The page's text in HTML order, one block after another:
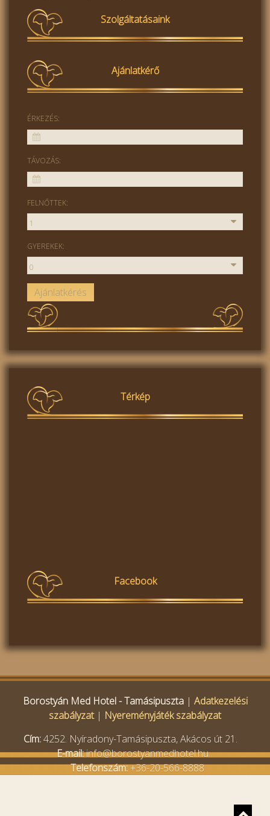
Szolgáltatásaink
Ajánlatkérő
ÉRKEZÉS:
TÁVOZÁS:
FELNŐTTEK:
GYEREKEK:
Térkép
Facebook
Borostyán Med Hotel - Tamásipuszta| Adatkezelési
szabályzat| Nyereményjáték szabályzat
Cím:4252. Nyíradony-Tamásipuszta, Akácos út 21.
E-mail:info@borostyanmedhotel.hu
Telefonszám:+36-20-566-8888